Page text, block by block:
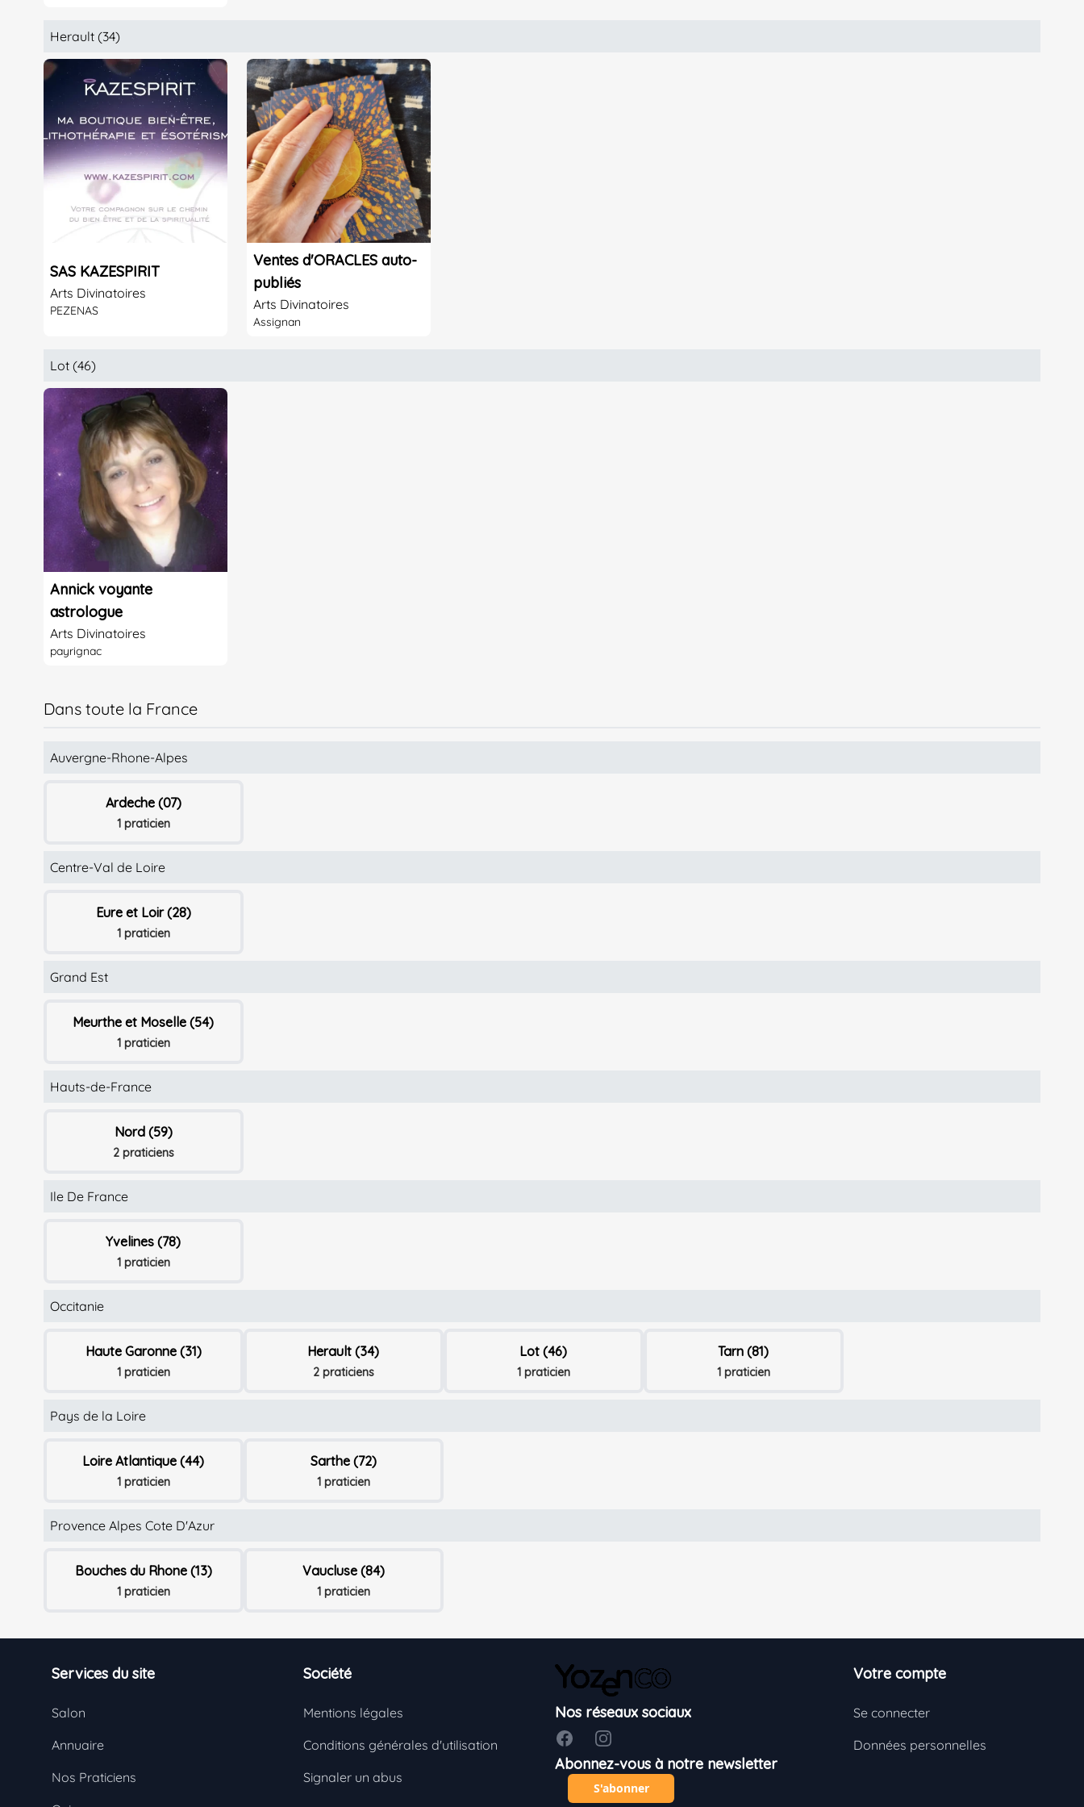
Herault (34)
SAS KAZESPIRIT
Arts Divinatoires
PEZENAS
Ventes d'ORACLES auto-
publiés
Arts Divinatoires
Assignan
Lot (46)
Annick voyante
astrologue
Arts Divinatoires
payrignac
Dans toute la France
Auvergne-Rhone-Alpes
Ardeche (07)
1 praticien
Centre-Val de Loire
Eure et Loir (28)
1 praticien
Grand Est
Meurthe et Moselle (54)
1 praticien
Hauts-de-France
Nord (59)
2 praticiens
Ile De France
Yvelines (78)
1 praticien
Occitanie
Haute Garonne (31)
1 praticien
Herault (34)
2 praticiens
Lot (46)
1 praticien
Tarn (81)
1 praticien
Pays de la Loire
Loire Atlantique (44)
1 praticien
Sarthe (72)
1 praticien
Provence Alpes Cote D'Azur
Bouches du Rhone (13)
1 praticien
Vaucluse (84)
1 praticien
Services du site
Salon
Annuaire
Nos Praticiens
Société
Mentions légales
Conditions générales d'utilisation
Signaler un abus
Nos réseaux sociaux
FacebookInstagram
Abonnez-vous à notre newsletter
S'abonner
Votre compte
Se connecter
Données personnelles